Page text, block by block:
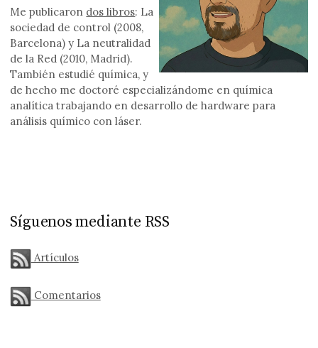
Me publicaron dos libros: La
sociedad de control (2008,
Barcelona) y La neutralidad
de la Red (2010, Madrid).
También estudié química, y
de hecho me doctoré especializándome en química
analítica trabajando en desarrollo de hardware para
análisis químico con láser.
Síguenos mediante RSS
Artículos
Comentarios